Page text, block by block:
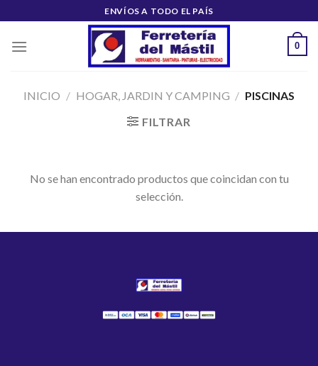
al
contenido
ENVÍOS A TODO EL PAÍS
0
INICIO / HOGAR, JARDIN Y CAMPING / PISCINAS
FILTRAR
No se han encontrado productos que coincidan con tu
selección.